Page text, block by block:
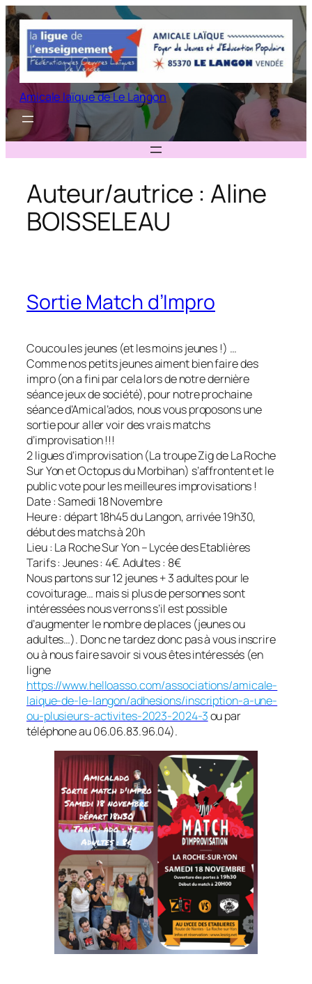
Aller
au
contenu
Amicale laïque de Le Langon
Auteur/autrice :Aline
BOISSELEAU
Sortie Match d’Impro
Coucou les jeunes (et les moins jeunes !) …
Comme nos petits jeunes aiment bien faire des
impro (on a fini par cela lors de notre dernière
séance jeux de société), pour notre prochaine
séance d’Amical’ados, nous vous proposons une
sortie pour aller voir des vrais matchs
d’improvisation !!!
2 ligues d’improvisation (La troupe Zig de La Roche
Sur Yon et Octopus du Morbihan) s’affrontent et le
public vote pour les meilleures improvisations !
Date : Samedi 18 Novembre
Heure : départ 18h45 du Langon, arrivée 19h30,
début des matchs à 20h
Lieu : La Roche Sur Yon – Lycée des Etablières
Tarifs : Jeunes : 4€. Adultes : 8€
Nous partons sur 12 jeunes + 3 adultes pour le
covoiturage… mais si plus de personnes sont
intéressées nous verrons s’il est possible
d’augmenter le nombre de places (jeunes ou
adultes…). Donc ne tardez donc pas à vous inscrire
ou à nous faire savoir si vous êtes intéressés (en
ligne
https://www.helloasso.com/associations/amicale-
laique-de-le-langon/adhesions/inscription-a-une-
ou-plusieurs-activites-2023-2024-3ou par
téléphone au 06.06.83.96.04).